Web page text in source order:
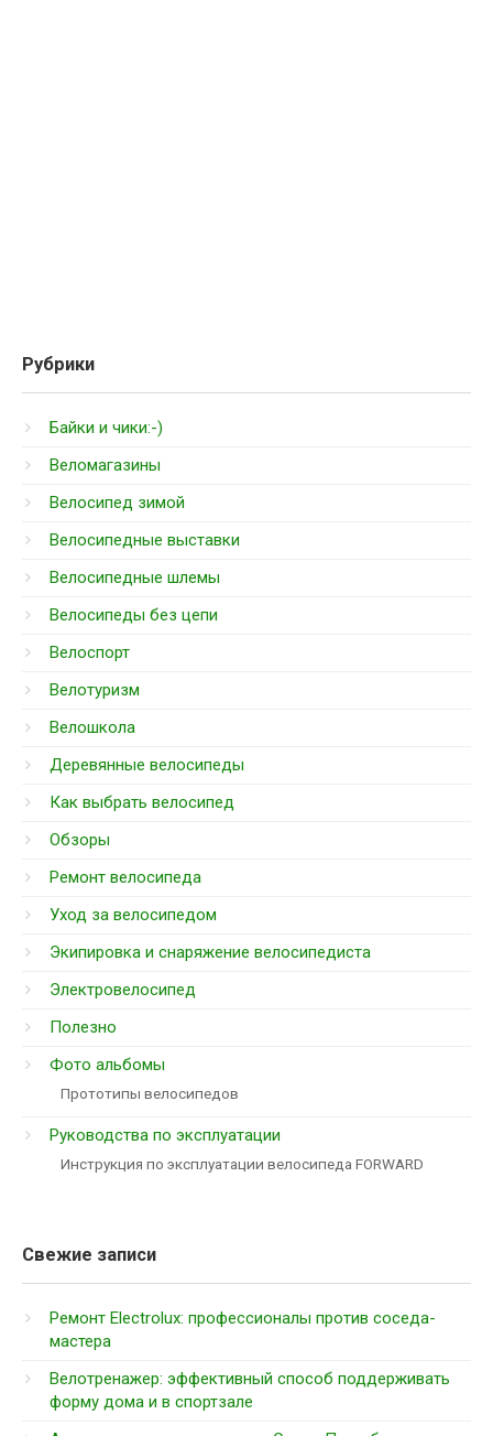
Рубрики
Байки и чики:-)
Веломагазины
Велосипед зимой
Велосипедные выставки
Велосипедные шлемы
Велосипеды без цепи
Велоспорт
Велотуризм
Велошкола
Деревянные велосипеды
Как выбрать велосипед
Обзоры
Ремонт велосипеда
Уход за велосипедом
Экипировка и снаряжение велосипедиста
Электровелосипед
Полезно
Фото альбомы
Прототипы велосипедов
Руководства по эксплуатации
Инструкция по эксплуатации велосипеда FORWARD
Свежие записи
Ремонт Electrolux: профессионалы против соседа-
мастера
Велотренажер: эффективный способ поддерживать
форму дома и в спортзале